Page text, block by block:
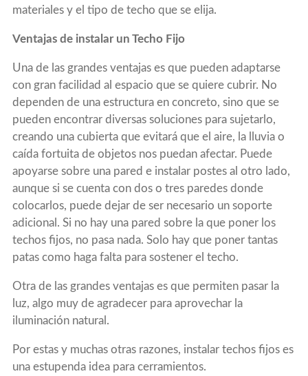
materiales y el tipo de techo que se elija.
Ventajas de instalar un Techo Fijo
Una de las grandes ventajas es que pueden adaptarse
con gran facilidad al espacio que se quiere cubrir. No
dependen de una estructura en concreto, sino que se
pueden encontrar diversas soluciones para sujetarlo,
creando una cubierta que evitará que el aire, la lluvia o
caída fortuita de objetos nos puedan afectar. Puede
apoyarse sobre una pared e instalar postes al otro lado,
aunque si se cuenta con dos o tres paredes donde
colocarlos, puede dejar de ser necesario un soporte
adicional. Si no hay una pared sobre la que poner los
techos fijos, no pasa nada. Solo hay que poner tantas
patas como haga falta para sostener el techo.
Otra de las grandes ventajas es que permiten pasar la
luz, algo muy de agradecer para aprovechar la
iluminación natural.
Por estas y muchas otras razones, instalar techos fijos es
una estupenda idea para cerramientos.